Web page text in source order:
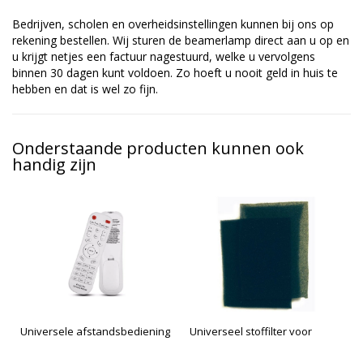
Bedrijven, scholen en overheidsinstellingen kunnen bij ons op
rekening bestellen. Wij sturen de beamerlamp direct aan u op en
u krijgt netjes een factuur nagestuurd, welke u vervolgens
binnen 30 dagen kunt voldoen. Zo hoeft u nooit geld in huis te
hebben en dat is wel zo fijn.
Onderstaande producten kunnen ook
handig zijn
Universele afstandsbediening
Universeel stoffilter voor